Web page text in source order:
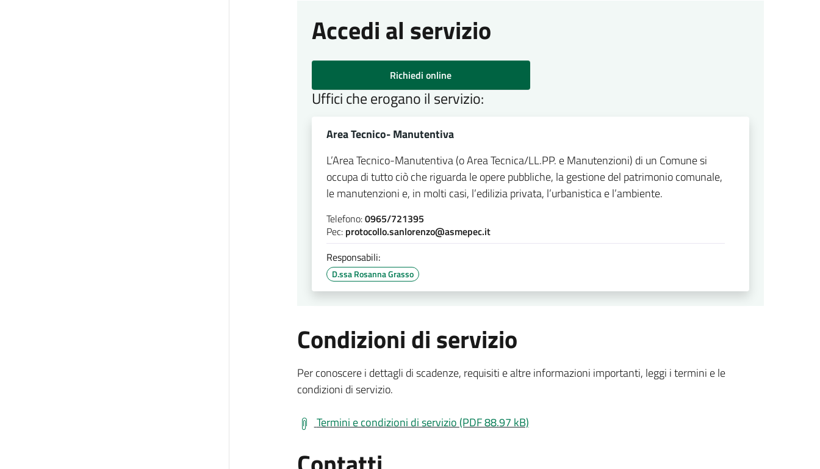
Accedi al servizio
Richiedi online
Uffici che erogano il servizio:
Area Tecnico- Manutentiva
L’Area Tecnico-Manutentiva (o Area Tecnica/LL.PP. e Manutenzioni) di un Comune si
occupa di tutto ciò che riguarda le opere pubbliche, la gestione del patrimonio comunale,
le manutenzioni e, in molti casi, l’edilizia privata, l’urbanistica e l’ambiente.
Telefono:0965/721395
Pec: protocollo.sanlorenzo@asmepec.it
Responsabili:
D.ssa Rosanna Grasso
Condizioni di servizio
Per conoscere i dettagli di scadenze, requisiti e altre informazioni importanti, leggi i termini e le
condizioni di servizio.
Termini e condizioni di servizio (PDF 88.97 kB)